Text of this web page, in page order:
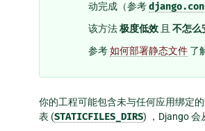
动完成（参考
该方法极度低效 且 不怎么
参考如何部署静态文件 了
你的工程可能包含未与任何应用绑定
表 (STATICFILES_DIRS) ，Django 会